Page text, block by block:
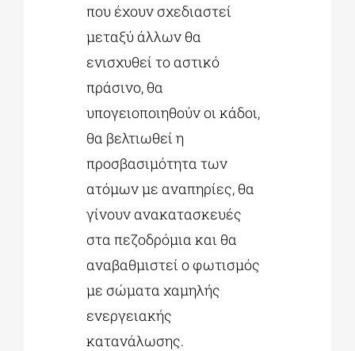
που έχουν σχεδιαστεί
μεταξύ άλλων θα
ενισχυθεί το αστικό
πράσινο, θα
υπογειοποιηθούν οι κάδοι,
θα βελτιωθεί η
προσβασιμότητα των
ατόμων με αναπηρίες, θα
γίνουν ανακατασκευές
στα πεζοδρόμια και θα
αναβαθμιστεί ο φωτισμός
με σώματα χαμηλής
ενεργειακής
κατανάλωσης.